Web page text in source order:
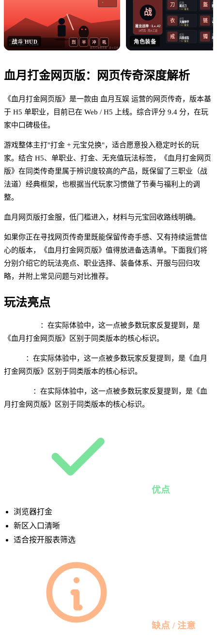
烈 半 冲 吼
[行会] 沙巴克晚 8 点集合！
[世界] 收 屠龙刀，价格私聊
血月打金网页版· 战斗实拍
战斗 HUD
战
屠龙战神 · Lv.42
沙巴克 · 烈火工会
刀 武器
屠龙刀
+12 强化
盔 头盔
霸
+12
衣 战衣
天魔神甲
+12 强化
链 项链
记
+12
戒 戒指
凤凰戒指
+12 强化
镯 手镯
思
+12
血
角色装备
血月打金网页版： 网页传奇深度解析
《血月打金网页版》是一款由 血月互娱 运营的网页传奇，版本基
于 H5 单职业，目前已在 Web / H5 上线。综合评分 9.4 分，在玩
家中口碑极佳。
游戏整体主打"打金 + 元宝兑换"，适合愿意投入稳定时长的玩
家。结合 H5、单职业、打金、无充值玩法标签，《血月打金网页
版》在同类传奇里属于辨识度较高的产品，既保留了三职业（战
法道）经典框架，也根据当代玩家习惯做了节奏与福利上的调
整。
血月网页版打金服，低门槛进入，材料与元宝回收路线明确。
如果你正在寻找网页传奇里既能保留传奇手感、又有持续运营信
心的版本，《血月打金网页版》值得放进备选清单。下面我们将
分别介绍它的玩法亮点、职业选择、装备体系、开服与回归攻
略，并附上常见问题与对比推荐。
玩法亮点
：在实际体验中，这一点被多数玩家反复提到，是
《血月打金网页版》区别于同类版本的核心标识。
：在实际体验中，这一点被多数玩家反复提到，是《血月
打金网页版》区别于同类版本的核心标识。
：在实际体验中，这一点被多数玩家反复提到，是《血
月打金网页版》区别于同类版本的核心标识。
优点
浏览器打金
新区入口清晰
适合按开服表筛选
缺点 / 注意